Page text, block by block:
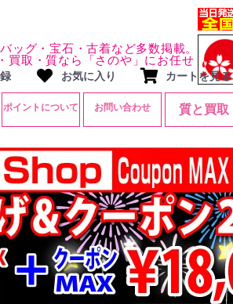
ッグ・宝石・古着など多数掲載。
買取・質なら「さのや」にお任せ
お気に入り カートを見る
ポイントについて お問い合わせ 質と買取